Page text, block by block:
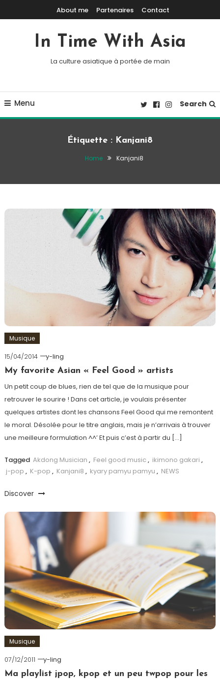
Skip To ContentAbout me Partenaires Contact
In Time With Asia
La culture asiatique à portée de main
Menu Search
Étiquette : Kanjani8
Home Kanjani8
Musique
15/04/2014
y-ling
My favorite Asian « Feel Good » artists
Un petit coup de blues, rien de tel que de la musique pour
retrouver le sourire ! Dans cet article, je voulais présenter
quelques artistes dont les chansons Feel Good qui me remontent
le moral. Désolée pour le titre anglais, mais je n’arrivais à trouver
une meilleure formulation ^^’ Et puis c’est à partir du […]
Tagged Akdong Musician , Feel good music , ikimono gakari ,
j-pop , K-pop , Kanjani8 , kyary pamyu pamyu , NEWS
Discover
Musique
07/12/2011
y-ling
Ma playlist jpop, kpop et un peu twpop pour les